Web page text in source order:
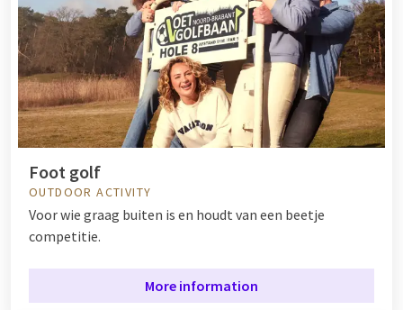
Foot golf
OUTDOOR ACTIVITY
Voor wie graag buiten is en houdt van een beetje
competitie.
More information